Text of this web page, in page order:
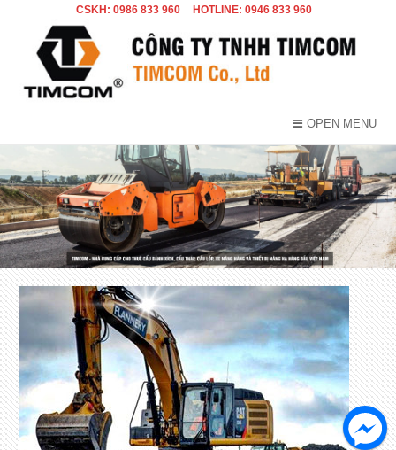
CSKH: 0986 833 960 HOTLINE: 0946 833 960
OPEN MENU